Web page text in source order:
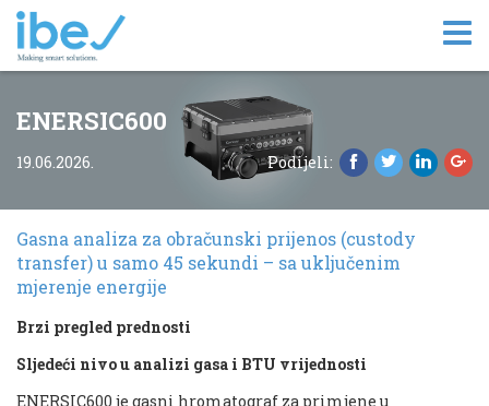
ENERSIC600
19.06.2026. Podijeli:
Gasna analiza za obračunski prijenos (custody
transfer) u samo 45 sekundi – sa uključenim
mjerenje energije
Brzi pregled prednosti
Sljedeći nivo u analizi gasa i BTU vrijednosti
ENERSIC600 je gasni hromatograf za primjene u